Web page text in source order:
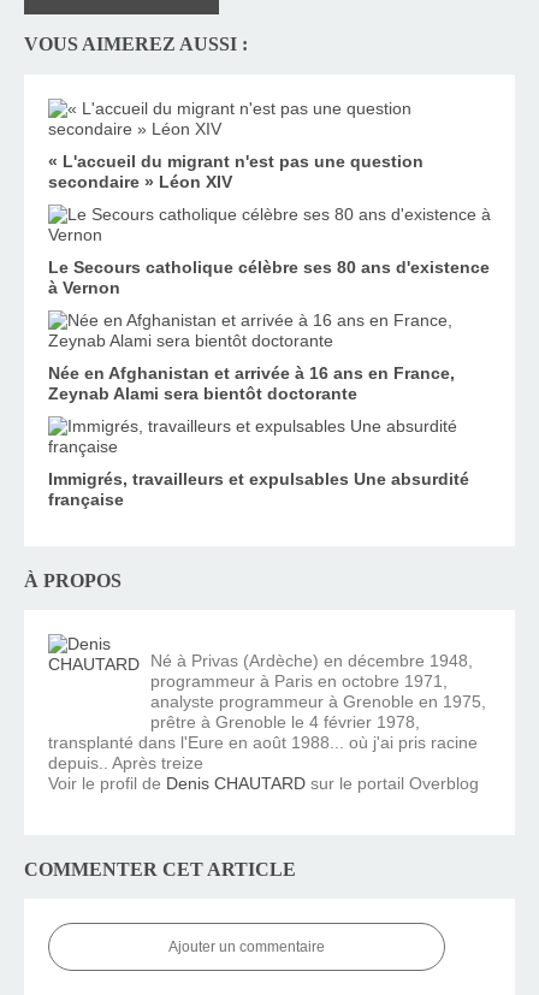
VOUS AIMEREZ AUSSI :
« L'accueil du migrant n'est pas une question
secondaire » Léon XIV
Le Secours catholique célèbre ses 80 ans d'existence
à Vernon
Née en Afghanistan et arrivée à 16 ans en France,
Zeynab Alami sera bientôt doctorante
Immigrés, travailleurs et expulsables Une absurdité
française
À PROPOS
Né à Privas (Ardèche) en décembre 1948,
programmeur à Paris en octobre 1971,
analyste programmeur à Grenoble en 1975,
prêtre à Grenoble le 4 février 1978,
transplanté dans l'Eure en août 1988... où j'ai pris racine
depuis.. Après treize
Voir le profil de Denis CHAUTARD sur le portail Overblog
COMMENTER CET ARTICLE
Ajouter un commentaire